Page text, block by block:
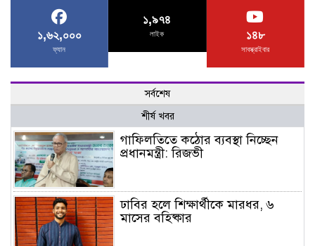
১,৬২,০০০
ফ্যান
১,৯৭৪
লাইক ১৪৮
সাবস্ক্রাইবার
সর্বশেষ
শীর্ষ খবর
গাফিলতিতে কঠোর ব্যবস্থা নিচ্ছেন
প্রধানমন্ত্রী: রিজভী
ঢাবির হলে শিক্ষার্থীকে মারধর, ৬
মাসের বহিষ্কার